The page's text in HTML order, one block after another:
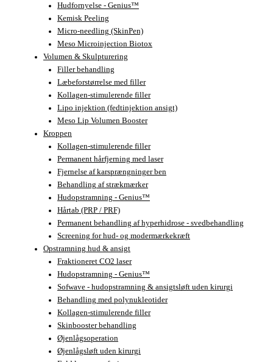
Hudfornyelse - Genius™
Kemisk Peeling
Micro-needling (SkinPen)
Meso Microinjection Biotox
Volumen & Skulpturering
Filler behandling
Læbeforstørrelse med filler
Kollagen-stimulerende filler
Lipo injektion (fedtinjektion ansigt)
Meso Lip Volumen Booster
Kroppen
Kollagen-stimulerende filler
Permanent hårfjerning med laser
Fjernelse af karsprængninger ben
Behandling af strækmærker
Hudopstramning - Genius™
Hårtab (PRP / PRF)
Permanent behandling af hyperhidrose - svedbehandling
Screening for hud- og modermærkekræft
Opstramning hud & ansigt
Fraktioneret CO2 laser
Hudopstramning - Genius™
Sofwave - hudopstramning & ansigtsløft uden kirurgi
Behandling med polynukleotider
Kollagen-stimulerende filler
Skinbooster behandling
Øjenlågsoperation
Øjenlågsløft uden kirurgi